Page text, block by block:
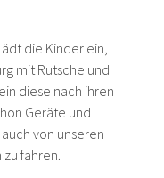
die Kinder ein,
mit Rutsche und
diese nach ihren
Geräte und
von unseren
fahren.